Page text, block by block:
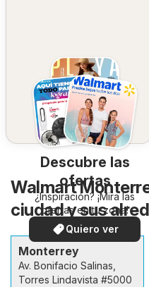
Descubre las
ofertas
¿Inspiración? ¡Mira las
ofertas en tu zona!
Quiero ver
Walmart
ciudad y sus
Monterrey
Av. Bonifacio Salinas,
Torres Lindavista #5000